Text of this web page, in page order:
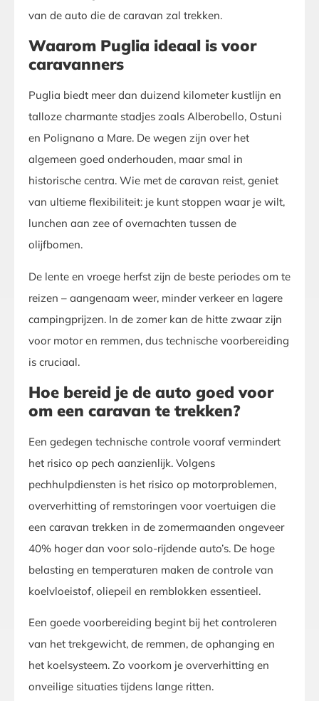
van de auto die de caravan zal trekken.
Waarom Puglia ideaal is voor
caravanners
Puglia biedt meer dan duizend kilometer kustlijn en
talloze charmante stadjes zoals Alberobello, Ostuni
en Polignano a Mare. De wegen zijn over het
algemeen goed onderhouden, maar smal in
historische centra. Wie met de caravan reist, geniet
van ultieme flexibiliteit: je kunt stoppen waar je wilt,
lunchen aan zee of overnachten tussen de
olijfbomen.
De lente en vroege herfst zijn de beste periodes om te
reizen – aangenaam weer, minder verkeer en lagere
campingprijzen. In de zomer kan de hitte zwaar zijn
voor motor en remmen, dus technische voorbereiding
is cruciaal.
Hoe bereid je de auto goed voor
om een caravan te trekken?
Een gedegen technische controle vooraf vermindert
het risico op pech aanzienlijk. Volgens
pechhulpdiensten is het risico op motorproblemen,
oververhitting of remstoringen voor voertuigen die
een caravan trekken in de zomermaanden ongeveer
40% hoger dan voor solo-rijdende auto’s. De hoge
belasting en temperaturen maken de controle van
koelvloeistof, oliepeil en remblokken essentieel.
Een goede voorbereiding begint bij het controleren
van het trekgewicht, de remmen, de ophanging en
het koelsysteem. Zo voorkom je oververhitting en
onveilige situaties tijdens lange ritten.